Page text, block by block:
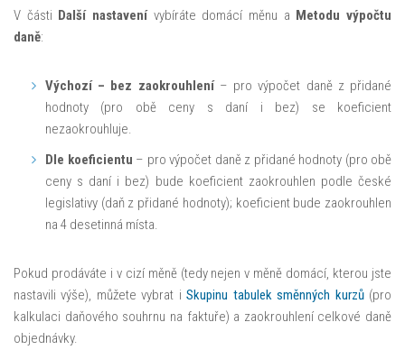
V části Další nastavenívybíráte domácí měnu a Metodu výpočtu
daně:
Výchozí – bez zaokrouhlení– pro výpočet daně z přidané
hodnoty (pro obě ceny s daní i bez) se koeficient
nezaokrouhluje.
Dle koeficientu – pro výpočet daně z přidané hodnoty (pro obě
ceny s daní i bez) bude koeficient zaokrouhlen podle české
legislativy (daň z přidané hodnoty); koeficient bude zaokrouhlen
na 4 desetinná místa.
Pokud prodáváte i v cizí měně (tedy nejen v měně domácí, kterou jste
nastavili výše), můžete vybrat iSkupinu tabulek směnných kurzů(pro
kalkulaci daňového souhrnu na faktuře) a zaokrouhlení celkové daně
objednávky.